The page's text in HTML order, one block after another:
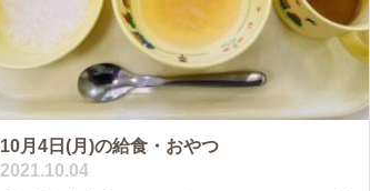
10月4日(月)の給食・おやつ
2021.10.04